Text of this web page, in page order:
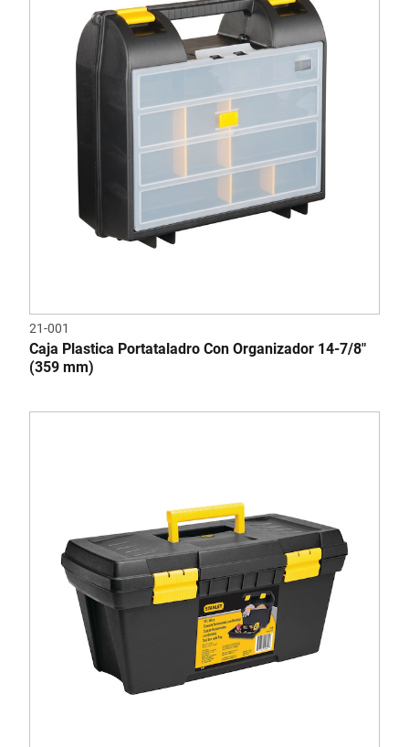
21-001
Caja Plastica Portataladro Con Organizador 14-7/8"
(359 mm)